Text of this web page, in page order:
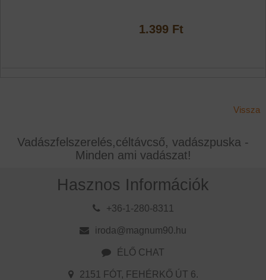
1.399 Ft
Vissza
Vadászfelszerelés,céltávcső, vadászpuska -
Minden ami vadászat!
Hasznos Információk
+36-1-280-8311
iroda@magnum90.hu
ÉLŐ CHAT
2151 FÓT, FEHÉRKŐ ÚT 6.